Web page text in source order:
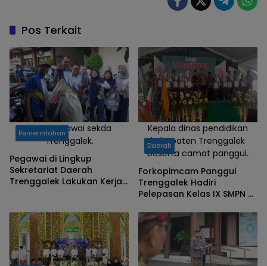
Pos Terkait
Foto :Pegawai sekda
Trenggalek.
Pemerintahan
Pegawai di Lingkup
Sekretariat Daerah
Trenggalek Lakukan Kerja
Kepala dinas pendidikan
kabupaten Trenggalek
beserta camat panggul.
Daerah
Forkopimcam Panggul
Trenggalek Hadiri
Pelepasan Kelas IX SMPN 2